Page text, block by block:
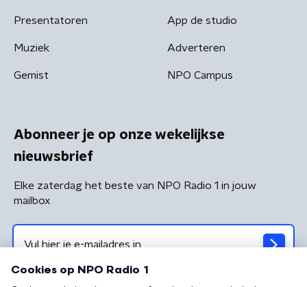
Presentatoren
Muziek
Gemist
App de studio
Adverteren
NPO Campus
Abonneer je op onze wekelijkse
nieuwsbrief
Elke zaterdag het beste van NPO Radio 1 in jouw
mailbox